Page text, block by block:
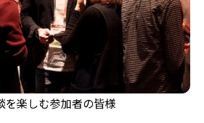
を楽しむ参加者の皆様